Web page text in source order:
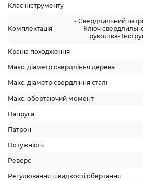
Клас інструменту
Комплектація
- Свердлильний
Ключ
рукоятка-
Країна походження
Макс. діаметр свердління дерева
Макс. діаметр свердління сталі
Макс. обертаючий момент
Напруга
Патрон
Потужність
Реверс
Регулювання швидкості обертання